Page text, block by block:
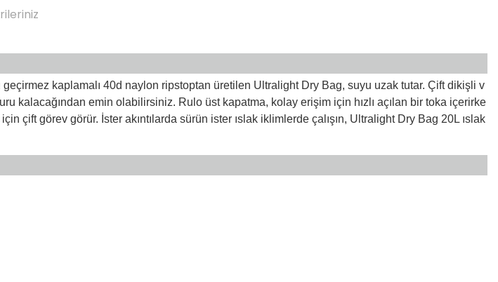
kaplamalı 40d naylon ripstoptan üretilen Ultralight Dry Bag, suyu uzak tutar. Çift dikişli v
kalacağından emin olabilirsiniz. Rulo üst kapatma, kolay erişim için hızlı açılan bir toka içerirke
çift görev görür. İster akıntılarda sürün ister ıslak iklimlerde çalışın, Ultralight Dry Bag 20L ıslak